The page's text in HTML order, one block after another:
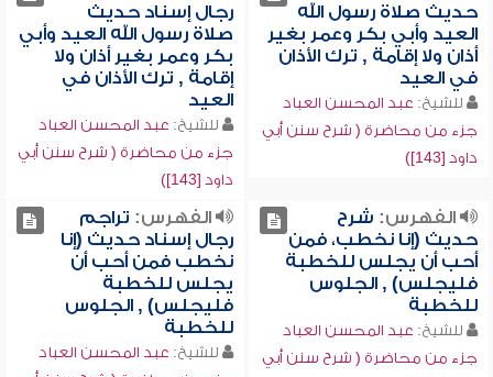
حديث صلاة رسول الله
العيد وأبي بكر وعمر بغير
أذان ولا إقامة , ترك الأذان
في العيد
للشيخ: عبد المحسن العباد
جزء من محاضرة ( شرح سنن أبي
داود [143])
رجال إسناد حديث
صلاة رسول الله العيد وأبي
بكر وعمر بغير أذان ولا
إقامة , ترك الأذان في
العيد
للشيخ: عبد المحسن العباد
جزء من محاضرة ( شرح سنن أبي
داود [143])
الفهرس: شرح
حديث (إنا نخطب، فمن
أحب أن يجلس للخطبة
فليجلس) , الجلوس
للخطبة
للشيخ: عبد المحسن العباد
جزء من محاضرة ( شرح سنن أبي
الفهرس: تراجم
رجال إسناد حديث (إنا
نخطب فمن أحب أن
يجلس للخطبة
فليجلس) , الجلوس
للخطبة
للشيخ: عبد المحسن العباد